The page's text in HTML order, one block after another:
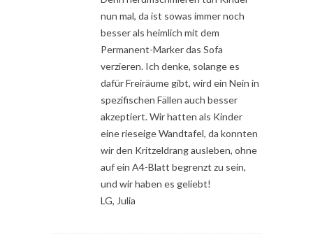
nun mal, da ist sowas immer noch
besser als heimlich mit dem
Permanent-Marker das Sofa
verzieren. Ich denke, solange es
dafür Freiräume gibt, wird ein Nein in
spezifischen Fällen auch besser
akzeptiert. Wir hatten als Kinder
eine rieseige Wandtafel, da konnten
wir den Kritzeldrang ausleben, ohne
auf ein A4-Blatt begrenzt zu sein,
und wir haben es geliebt!
LG, Julia